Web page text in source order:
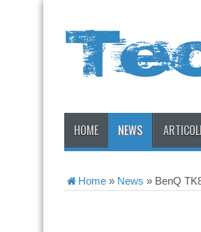
HOME NEWS ARTICOLI
Home » News » BenQ